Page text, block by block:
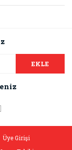
EKLE
Üye Girişi